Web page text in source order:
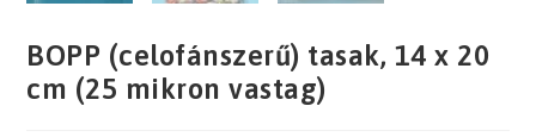
BOPP (celofánszerű) tasak, 14 x 20
cm (25 mikron vastag)